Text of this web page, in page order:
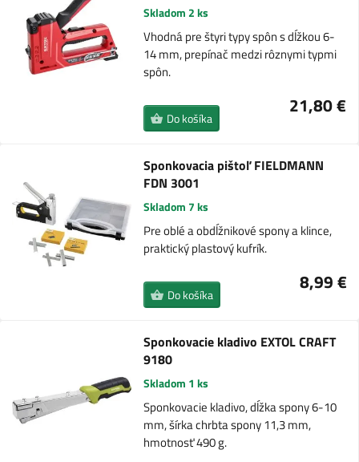
Skladom 2 ks
Vhodná pre štyri typy spôn s dĺžkou 6-
14 mm, prepínač medzi rôznymi typmi
spôn.
21,80 €
Do košíka
Sponkovacia pištoľ FIELDMANN
FDN 3001
Skladom 7 ks
Pre oblé a obdĺžnikové spony a klince,
praktický plastový kufrík.
8,99 €
Do košíka
Sponkovacie kladivo EXTOL CRAFT
9180
Skladom 1 ks
Sponkovacie kladivo, dĺžka spony 6-10
mm, šírka chrbta spony 11,3 mm,
hmotnosť 490 g.